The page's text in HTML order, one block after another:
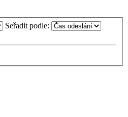
Seřadit podle: